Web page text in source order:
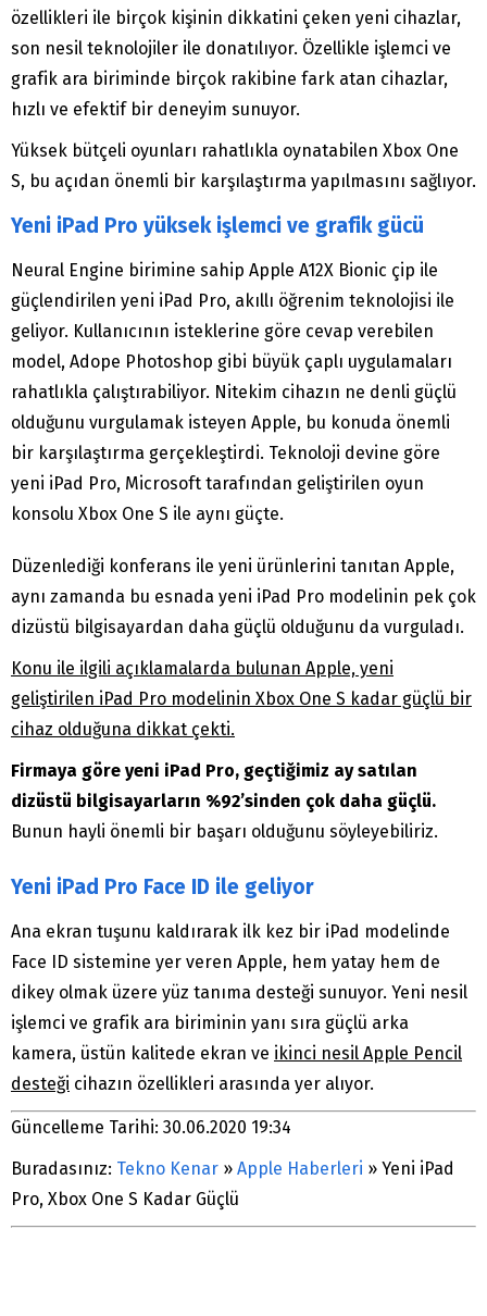
özellikleri ile birçok kişinin dikkatini çeken yeni cihazlar,
son nesil teknolojiler ile donatılıyor. Özellikle işlemci ve
grafik ara biriminde birçok rakibine fark atan cihazlar,
hızlı ve efektif bir deneyim sunuyor.
Yüksek bütçeli oyunları rahatlıkla oynatabilen Xbox One
S, bu açıdan önemli bir karşılaştırma yapılmasını sağlıyor.
Yeni iPad Pro yüksek işlemci ve grafik gücü
Neural Engine birimine sahip Apple A12X Bionic çip ile
güçlendirilen yeni iPad Pro, akıllı öğrenim teknolojisi ile
geliyor. Kullanıcının isteklerine göre cevap verebilen
model, Adope Photoshop gibi büyük çaplı uygulamaları
rahatlıkla çalıştırabiliyor. Nitekim cihazın ne denli güçlü
olduğunu vurgulamak isteyen Apple, bu konuda önemli
bir karşılaştırma gerçekleştirdi. Teknoloji devine göre
yeni iPad Pro, Microsoft tarafından geliştirilen oyun
konsolu Xbox One S ile aynı güçte.
Düzenlediği konferans ile yeni ürünlerini tanıtan Apple,
aynı zamanda bu esnada yeni iPad Pro modelinin pek çok
dizüstü bilgisayardan daha güçlü olduğunu da vurguladı.
Konu ile ilgili açıklamalarda bulunan Apple, yeni
geliştirilen iPad Pro modelinin Xbox One S kadar güçlü bir
cihaz olduğuna dikkat çekti.
Firmaya göre yeni iPad Pro, geçtiğimiz ay satılan
dizüstü bilgisayarların %92’sinden çok daha güçlü.
Bunun hayli önemli bir başarı olduğunu söyleyebiliriz.
Yeni iPad Pro Face ID ile geliyor
Ana ekran tuşunu kaldırarak ilk kez bir iPad modelinde
Face ID sistemine yer veren Apple, hem yatay hem de
dikey olmak üzere yüz tanıma desteği sunuyor. Yeni nesil
işlemci ve grafik ara biriminin yanı sıra güçlü arka
kamera, üstün kalitede ekran ve ikinci nesil Apple Pencil
desteği cihazın özellikleri arasında yer alıyor.
Güncelleme Tarihi: 30.06.2020 19:34
Buradasınız: Tekno Kenar » Apple Haberleri » Yeni iPad
Pro, Xbox One S Kadar Güçlü